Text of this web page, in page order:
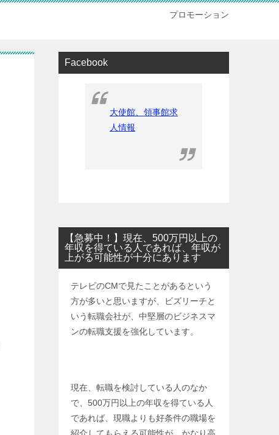
プロモーション
Facebook
大使館、領事館求
人情報
【急募中！】現在、500万円以上の
年収を得ている人であれば、年収が
上がる可能性が十分にあります
テレビのCMで見たことがあるという
方が多いと思いますが、ビズリーチと
いう転職会社が、中堅層のビジネスマ
ンの転職支援を強化しています。
現在、転職を検討している人のなか
で、500万円以上の年収を得ている人
であれば、現職よりも好条件の職場を